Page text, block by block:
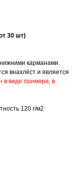
30 шт)
карманами.
внахлёст и является
в виде примера, в
120 г/м2